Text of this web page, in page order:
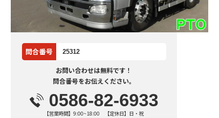
問合番号 25312
お問い合わせは無料です！
問合番号をお伝えください。
0586-82-6933
【営業時間】9:00~18:00 【定休日】日・祝